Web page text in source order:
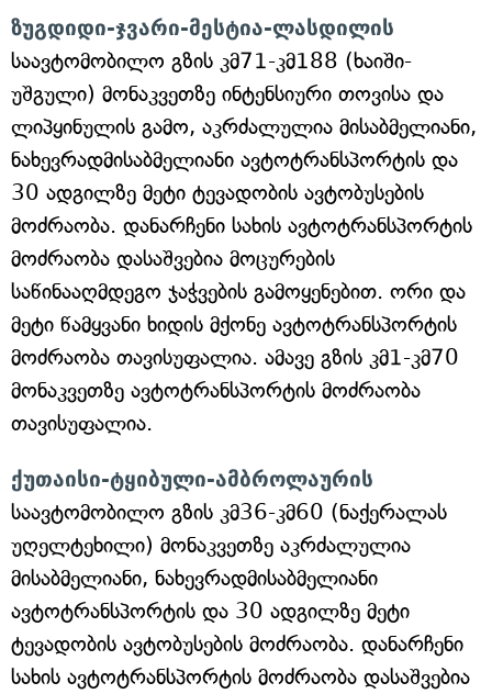
ზუგდიდი-ჯვარი-მესტია-ლასდილის
საავტომობილო გზის კმ71-კმ188 (ხაიში-
უშგული) მონაკვეთზე ინტენსიური თოვისა და
ლიპყინულის გამო, აკრძალულია მისაბმელიანი,
ნახევრადმისაბმელიანი ავტოტრანსპორტის და
30 ადგილზე მეტი ტევადობის ავტობუსების
მოძრაობა. დანარჩენი სახის ავტოტრანსპორტის
მოძრაობა დასაშვებია მოცურების
საწინააღმდეგო ჯაჭვების გამოყენებით. ორი და
მეტი წამყვანი ხიდის მქონე ავტოტრანსპორტის
მოძრაობა თავისუფალია. ამავე გზის კმ1-კმ70
მონაკვეთზე ავტოტრანსპორტის მოძრაობა
თავისუფალია.
ქუთაისი-ტყიბული-ამბროლაურის
საავტომობილო გზის კმ36-კმ60 (ნაქერალას
უღელტეხილი) მონაკვეთზე აკრძალულია
მისაბმელიანი, ნახევრადმისაბმელიანი
ავტოტრანსპორტის და 30 ადგილზე მეტი
ტევადობის ავტობუსების მოძრაობა. დანარჩენი
სახის ავტოტრანსპორტის მოძრაობა დასაშვებია